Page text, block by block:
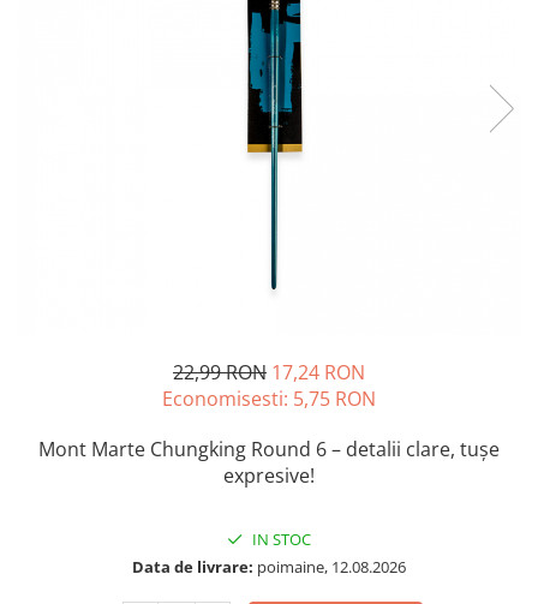
Palete și pahare pentru pictură
Șevalete
22,99 RON 17,24 RON
Economisesti: 5,75 RON
Mont Marte Chungking Round 6 – detalii clare, tușe
expresive!
IN STOC
Data de livrare: poimaine, 12.08.2026